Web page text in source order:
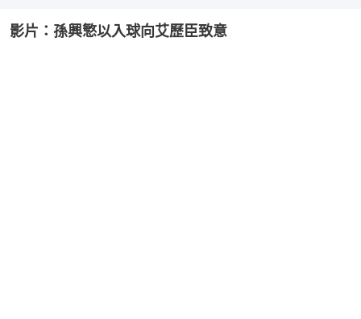
影片：孫興慜以入球向艾歷臣致意